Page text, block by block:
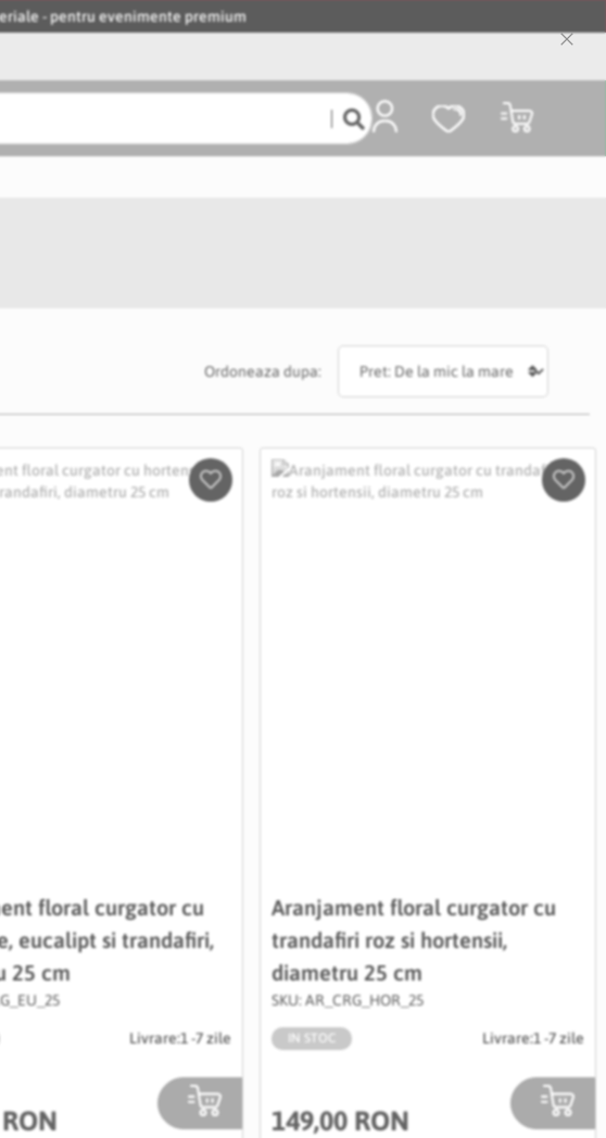
- pentru evenimente premium
Coșul meu
Ordoneaza dupa:
floral curgator cu
eucalipt si trandafiri,
25 cm
Livrare:1 -7 zile
Salveaza
Aranjament floral curgator cu
trandafiri roz si hortensii,
diametru 25 cm
SKU: AR_CRG_HOR_25
IN STOC Livrare:1 -7 zile
149,00 RON